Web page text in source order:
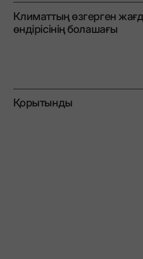
Климаттың өзгерген
өндірісінің болашағы
Қорытынды